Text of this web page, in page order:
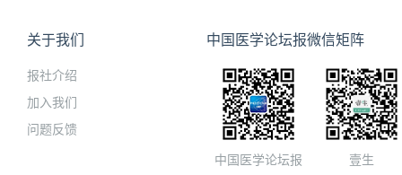
关于我们
报社介绍
加入我们
问题反馈
中国医学论坛报微信矩阵
中国医学论坛报 壹生